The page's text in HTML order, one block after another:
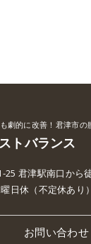
劇的に改善！君津市の
トバランス
25 君津駅南口から
日休（不定休あり
お問い合わせ